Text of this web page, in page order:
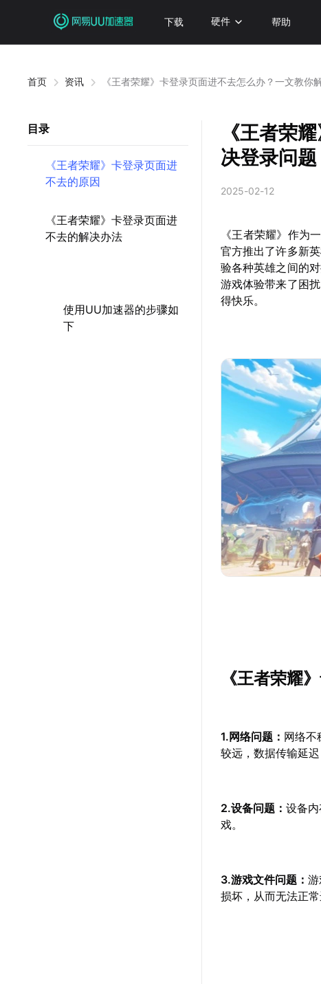
下载 硬件 帮助
首页 资讯 《王者荣耀》卡登录页面进不去怎么办？一文教你
目录
《王者荣耀》卡登录页面进
不去的原因
《王者荣耀》卡登录页面进
不去的解决办法
使用UU加速器的步骤如
下
《王者荣
决登录问题
2025-02-12
《王者荣耀》作为
官方推出了许多新
验各种英雄之间的
游戏体验带来了困
得快乐。
《王者荣耀
1.网络问题： 网络不
较远，数据传输延
2.设备问题：设备
戏。
3.游戏文件问题：
损坏，从而无法正常